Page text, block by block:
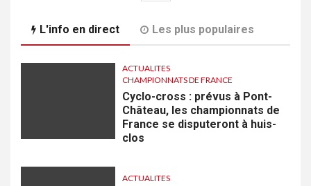
L'info en direct Les plus populaires
ACTUALITES
CHAMPIONNATS DE FRANCE
Cyclo-cross : prévus à Pont-
Château, les championnats de
France se disputeront à huis-
clos
ACTUALITES